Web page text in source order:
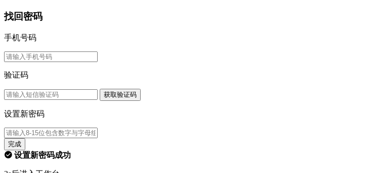
找回密码
手机号码
验证码
获取验证码
设置新密码
完成
设置新密码成功